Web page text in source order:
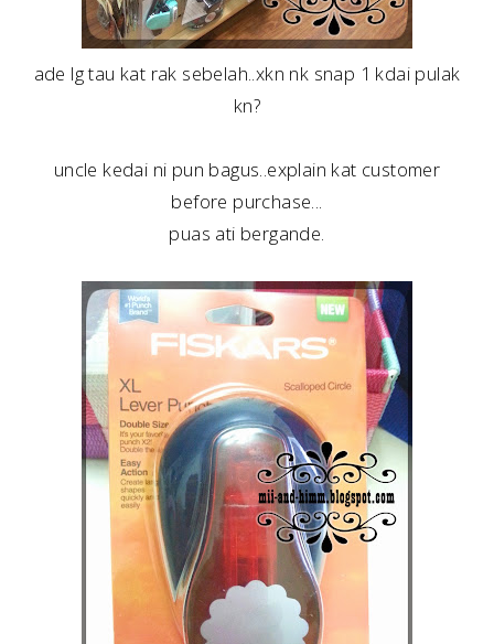
ade lg tau kat rak sebelah..xkn nk snap 1 kdai pulak
kn?
uncle kedai ni pun bagus..explain kat customer
before purchase...
puas ati bergande.